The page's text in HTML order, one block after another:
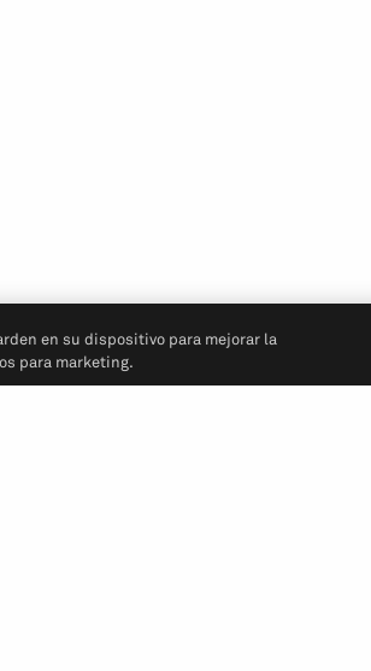
en su dispositivo para mejorar la
para marketing.